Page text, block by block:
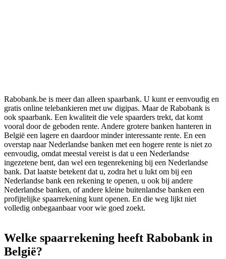
Rabobank.be is meer dan alleen spaarbank. U kunt er eenvoudig en
gratis online telebankieren met uw digipas. Maar de Rabobank is
ook spaarbank. Een kwaliteit die vele spaarders trekt, dat komt
vooral door de geboden rente. Andere grotere banken hanteren in
België een lagere en daardoor minder interessante rente. En een
overstap naar Nederlandse banken met een hogere rente is niet zo
eenvoudig, omdat meestal vereist is dat u een Nederlandse
ingezetene bent, dan wel een tegenrekening bij een Nederlandse
bank. Dat laatste betekent dat u, zodra het u lukt om bij een
Nederlandse bank een rekening te openen, u ook bij andere
Nederlandse banken, of andere kleine buitenlandse banken een
profijtelijke spaarrekening kunt openen. En die weg lijkt niet
volledig onbegaanbaar voor wie goed zoekt.
Welke spaarrekening heeft Rabobank in
België?